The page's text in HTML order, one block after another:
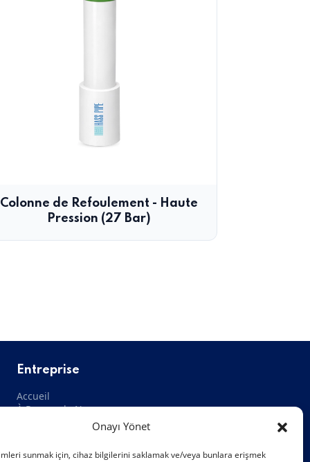
Onayı Yönet
sunmak için, cihaz bilgilerini saklamak ve/veya bunlara erişmek
Colonne de Refoulement - Haute
Pression (27 Bar)
Entreprise
Accueil
À Propos de Nous